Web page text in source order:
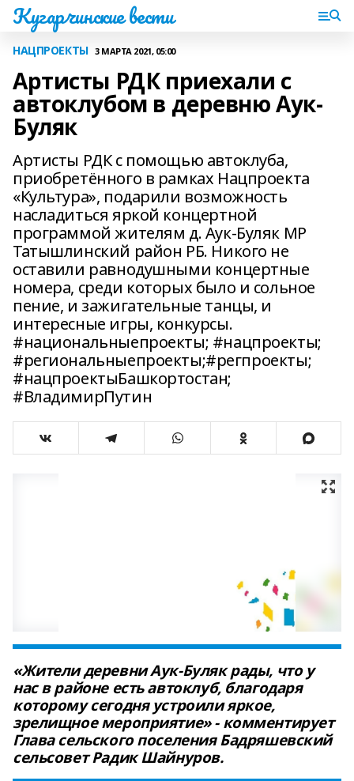
Кугарчинские вести
НАЦПРОЕКТЫ 3 МАРТА 2021, 05:00
Артисты РДК приехали с
автоклубом в деревню Аук-
Буляк
Артисты РДК с помощью автоклуба,
приобретённого в рамках Нацпроекта
«Культура», подарили возможность
насладиться яркой концертной
программой жителям д. Аук-Буляк МР
Татышлинский район РБ. Никого не
оставили равнодушными концертные
номера, среди которых было и сольное
пение, и зажигательные танцы, и
интересные игры, конкурсы.
#национальныепроекты; #нацпроекты;
#региональныепроекты;#регпроекты;
#нацпроектыБашкортостан;
#ВладимирПутин
«Жители деревни Аук-Буляк рады, что у
нас в районе есть автоклуб, благодаря
которому сегодня устроили яркое,
зрелищное мероприятие» - комментирует
Глава сельского поселения Бадряшевский
сельсовет Радик Шайнуров.